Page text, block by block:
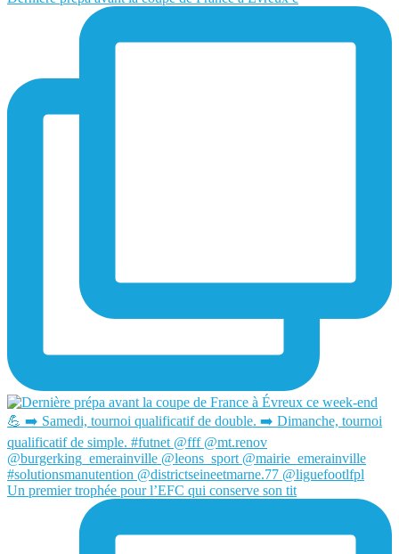
Un premier trophée pour l’EFC qui conserve son tit